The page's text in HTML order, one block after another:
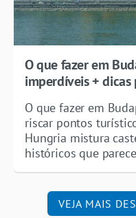
O que fazer em
imperdíveis +
O que fazer em
riscar pontos
Hungria mistura
históricos que
VEJA MAIS